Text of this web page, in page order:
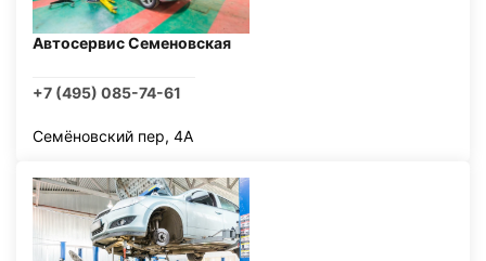
Автосервис Семеновская
+7 (495) 085-74-61
Семёновский пер, 4А